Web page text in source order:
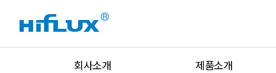
회사소개 제품소개